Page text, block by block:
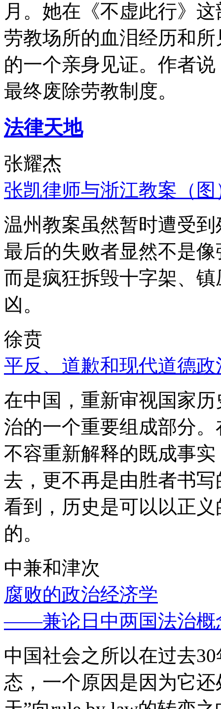
月。她在《不虚此行》
劳教场所的血泪经历和
的一个亲身见证。作者
最终废除劳教制度。
法律天地
张耀杰
张凯律师与浙江教案（图
温州教案虽然暂时遭受
最后的失败者显然不是
而是疯狂拆毁十字架、
凶。
徐贲
平反、道歉和现代道德政
在中国，重新审视国家
治的一个重要组成部分
不容重新解释的既成事
去，更不再是由胜者书
看到，历史是可以以正
的。
中兼和津次
腐败的政治经济学
——兼论日中两国法治概
中国社会之所以在过去
态，一个原因是因为它